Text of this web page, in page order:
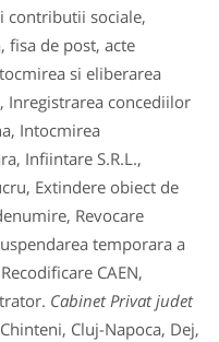
contributii sociale,
fisa de post, acte
si eliberarea
Inregistrarea concediilor
Intocmirea
Infiintare S.R.L.,
Extindere obiect de
Revocare
temporara a
CAEN,
Cabinet Privat judet
Cluj-Napoca, Dej,